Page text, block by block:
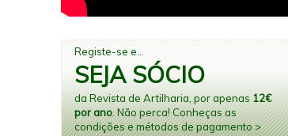
Registe-se e...
SEJA SÓCIO
da Revista de Artilharia, por apenas 12€
por ano. Não perca! Conheças as
condições e métodos de pagamento >